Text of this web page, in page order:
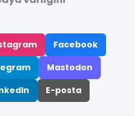
Facebook
Mastodon
E-posta